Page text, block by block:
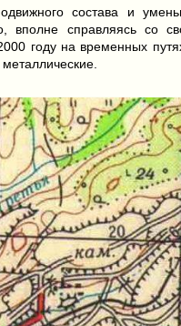
состава и
вполне справляясь со
году на временных